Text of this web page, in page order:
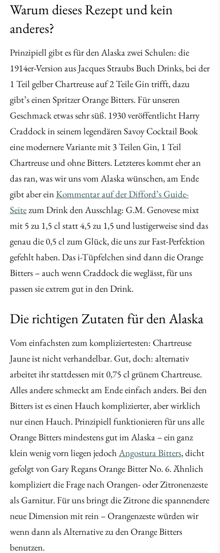
Warum dieses Rezept und kein
anderes?
Prinzipiell gibt es für den Alaska zwei Schulen: die
1914er-Version aus Jacques Straubs Buch Drinks, bei der
1 Teil gelber Chartreuse auf 2 Teile Gin trifft, dazu
gibt’s einen Spritzer Orange Bitters. Für unseren
Geschmack etwas sehr süß. 1930 veröffentlicht Harry
Craddock in seinem legendären Savoy Cocktail Book
eine modernere Variante mit 3 Teilen Gin, 1 Teil
Chartreuse und ohne Bitters. Letzteres kommt eher an
das ran, was wir uns vom Alaska wünschen, am Ende
gibt aber einKommentar auf der Difford’s Guide-
Seitezum Drink den Ausschlag: G.M. Genovese mixt
mit 5 zu 1,5 cl statt 4,5 zu 1,5 und lustigerweise sind das
genau die 0,5 cl zum Glück, die uns zur Fast-Perfektion
gefehlt haben. Das i-Tüpfelchen sind dann die Orange
Bitters – auch wenn Craddock die weglässt, für uns
passen sie extrem gut in den Drink.
Die richtigen Zutaten für den Alaska
Vom einfachsten zum kompliziertesten: Chartreuse
Jaune ist nicht verhandelbar. Gut, doch: alternativ
arbeitet ihr stattdessen mit 0,75 cl grünem Chartreuse.
Alles andere schmeckt am Ende einfach anders. Bei den
Bitters ist es einen Hauch komplizierter, aber wirklich
nur einen Hauch. Prinzipiell funktionieren für uns alle
Orange Bitters mindestens gut im Alaska – ein ganz
klein wenig vorn liegen jedochAngostura Bitters, dicht
gefolgt von Gary Regans Orange Bitter No. 6. Ähnlich
kompliziert die Frage nach Orangen- oder Zitronenzeste
als Garnitur. Für uns bringt die Zitrone die spannendere
neue Dimension mit rein – Orangenzeste würden wir
wenn dann als Alternative zu den Orange Bitters
benutzen.